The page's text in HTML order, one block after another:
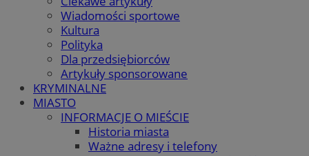
Wiadomości sportowe
Kultura
Polityka
Dla przedsiębiorców
Artykuły sponsorowane
KRYMINALNE
MIASTO
INFORMACJE O MIEŚCIE
Historia miasta
Ważne adresy i telefony